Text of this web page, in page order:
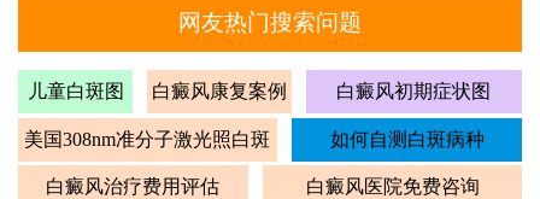
网友热门搜索问题
儿童白斑图 白癜风康复案例 白癜风初期症状图
美国308nm准分子激光照白斑 如何自测白斑病种
白癜风治疗费用评估 白癜风医院免费咨询